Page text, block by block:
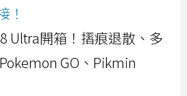
！
Ultra開箱！摺痕退散、多
GO、Pikmin